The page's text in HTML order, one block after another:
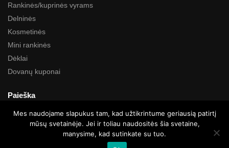
Rankinės/kuprinės vyrams
Delninės
Kosmetinės
Mini rankinės
Dėklai
Dovanų kuponai
Paieška
Visos teisės saugomos © Kartustudio.com
Mes naudojame slapukus tam, kad užtikrintume geriausią patirtį
mūsų svetainėje. Jei ir toliau naudositės šia svetaine,
manysime, kad sutinkate su tuo.